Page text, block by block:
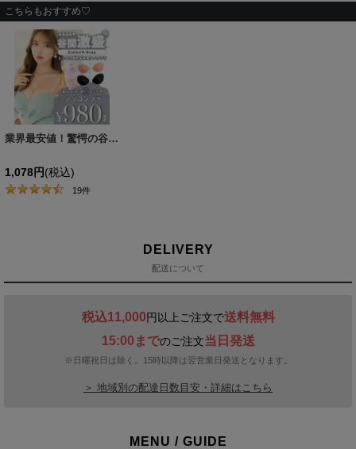
こちらもおすすめ♡
業界最安値！驚愕の谷間メイク ドレスの必需品 水着にもOK ぷるぷるシリコンブラ/2カラー/A-Dカップ/ボリュームアップ[OF08-U]
1,078 円 (税込)
19件
DELIVERY
配送について
税込11,000円以上ご注文で送料無料
15:00までのご注文当日発送
※日曜祝日は除く。15時以降は翌営業日発送となります。
＞ 地域別の配達日数目安・詳細はこちら
MENU / GUIDE